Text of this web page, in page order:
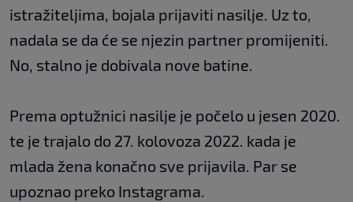
istražiteljima, bojala prijaviti nasilje. Uz to,
nadala se da će se njezin partner promijeniti.
No, stalno je dobivala nove batine.
Prema optužnici nasilje je počelo u jesen 2020.
te je trajalo do 27. kolovoza 2022. kada je
mlada žena konačno sve prijavila. Par se
upoznao preko Instagrama.